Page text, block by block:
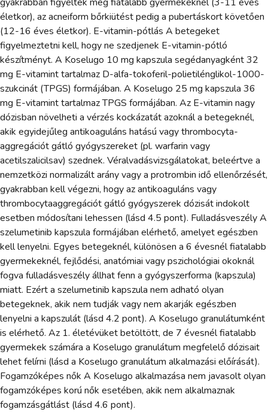
életkor), az acneiform bőrkiütést pedig a pubertáskort követően
(12-16 éves életkor). E-vitamin-pótlás A betegeket
figyelmeztetni kell, hogy ne szedjenek E-vitamin-pótló
készítményt. A Koselugo 10 mg kapszula segédanyagként 32
mg E-vitamint tartalmaz D-alfa-tokoferil-polietilénglikol-1000-
szukcinát (TPGS) formájában. A Koselugo 25 mg kapszula 36
mg E-vitamint tartalmaz TPGS formájában. Az E-vitamin nagy
dózisban növelheti a vérzés kockázatát azoknál a betegeknél,
akik egyidejűleg antikoaguláns hatású vagy thrombocyta-
aggregációt gátló gyógyszereket (pl. warfarin vagy
acetilszalicilsav) szednek. Véralvadásvizsgálatokat, beleértve a
nemzetközi normalizált arány vagy a protrombin idő ellenőrzését,
gyakrabban kell végezni, hogy az antikoaguláns vagy
thrombocytaaggregációt gátló gyógyszerek dózisát indokolt
esetben módosítani lehessen (lásd 4.5 pont). Fulladásveszély A
szelumetinib kapszula formájában elérhető, amelyet egészben
kell lenyelni. Egyes betegeknél, különösen a 6 évesnél fiatalabb
gyermekeknél, fejlődési, anatómiai vagy pszichológiai okoknál
fogva fulladásveszély állhat fenn a gyógyszerforma (kapszula)
miatt. Ezért a szelumetinib kapszula nem adható olyan
betegeknek, akik nem tudják vagy nem akarják egészben
lenyelni a kapszulát (lásd 4.2 pont). A Koselugo granulátumként
is elérhető. Az 1. életévüket betöltött, de 7 évesnél fiatalabb
gyermekek számára a Koselugo granulátum megfelelő dózisait
lehet felírni (lásd a Koselugo granulátum alkalmazási előírását).
Fogamzóképes nők A Koselugo alkalmazása nem javasolt olyan
fogamzóképes korú nők esetében, akik nem alkalmaznak
fogamzásgátlást (lásd 4.6 pont).